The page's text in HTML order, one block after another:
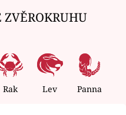
ZVĚROKRUHU
Rak Lev Panna